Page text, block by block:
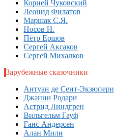
Корней Чуковский
Леонид Филатов
Маршак С.Я.
Носов Н.
Пётр Ершов
Сергей Аксаков
Сергей Михалков
Зарубежные сказочники
Антуан де Сент-Экзюпери
Джанни Родари
Астрид Линдгрен
Вильгельм Гауф
Ганс Андерсен
Алан Милн